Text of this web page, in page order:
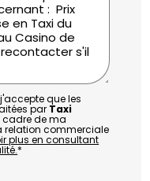
que les
par Taxi
cadre de ma
relation commerciale
plus en consultant
*